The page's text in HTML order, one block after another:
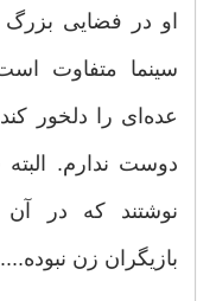
او در فضایی
سینما متفاوت
عده‌ای را دلخور
دوست ندارم.
نوشتند که در
بازیگران زن